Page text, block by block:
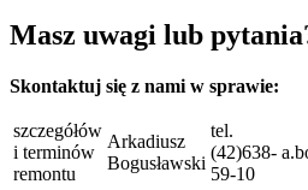
Masz uwagi lub
Skontaktuj się z nami w sprawie:
szczegółów
i terminów
remontu
Arkadiusz
Bogusławski
tel.
(42)638-
59-10